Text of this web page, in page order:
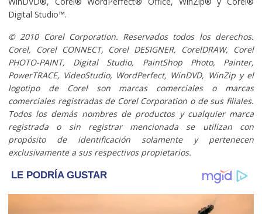
Digital Studio™.
© 2010 Corel Corporation. Reservados todos los derechos.
Corel, Corel CONNECT, Corel DESIGNER, CorelDRAW, Corel
PHOTO-PAINT, Digital Studio, PaintShop Photo, Painter,
PowerTRACE, VideoStudio, WordPerfect, WinDVD, WinZip y el
logotipo de Corel son marcas comerciales o marcas
comerciales registradas de Corel Corporation o de sus filiales.
Todos los demás nombres de productos y cualquier marca
registrada o sin registrar mencionada se utilizan con
propósito de identificación solamente y pertenecen
exclusivamente a sus respectivos propietarios.